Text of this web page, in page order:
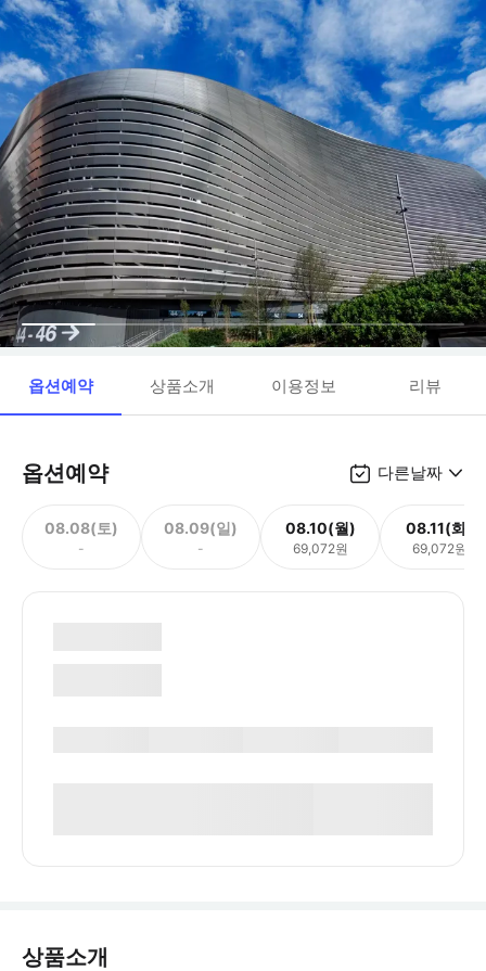
옵션예약 상품소개 이용정보 리뷰
옵션예약 다른날짜
08.08(토)
-
08.09(일)
-
08.10(월)
69,072원
08.11(화)
69,072원
상품소개